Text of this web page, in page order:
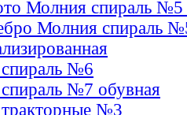
Молния спираль №5
Молния спираль
№6
№7 обувная
№3